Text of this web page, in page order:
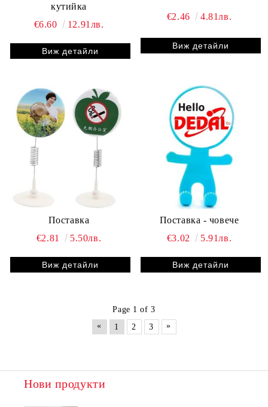
кутийка
€6.60
12.91лв.
Виж детайли
€2.46 4.81лв.
Виж детайли
Поставка
€2.81
5.50лв.
Виж детайли
Поставка - човече
€3.02
5.91лв.
Виж детайли
Page 1 of 3
«
1 2 3 »
Нови продукти